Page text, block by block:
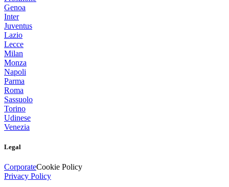
Genoa
Inter
Juventus
Lazio
Lecce
Milan
Monza
Napoli
Parma
Roma
Sassuolo
Torino
Udinese
Venezia
Legal
CorporateCookie Policy
Privacy Policy